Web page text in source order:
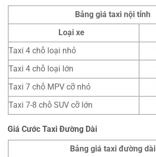
Bảng giá taxi nội tỉnh
Loại xe
Taxi 4 chỗ loại nhỏ
Taxi 4 chỗ loại lớn
Taxi 7 chỗ MPV cỡ nhỏ
Taxi 7-8 chỗ SUV cỡ lớn
Giá Cước Taxi Đường Dài
Bảng giá taxi đường dài